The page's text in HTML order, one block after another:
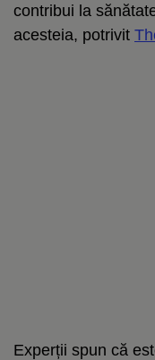
contribui la
acesteia, potrivit
Experții spun că